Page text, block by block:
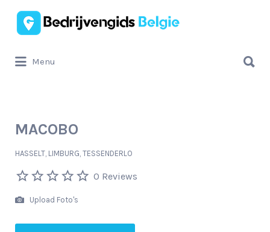
Zoek
naar:
Menu
naar:
MACOBO
HASSELT, LIMBURG, TESSENDERLO
0 Reviews
Upload Foto's